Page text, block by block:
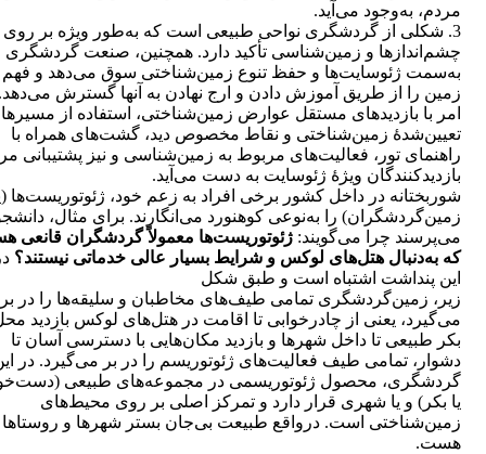
مردم، به‌وجود می‌آید.
3. شکلی از گردشگری نواحی طبیعی است که به‌طور ویژه بر روی
چشم‌اندازها و زمین‌شناسی تأکید دارد. همچنین، صنعت گردشگری
به‌سمت ژئوسایت‌ها و حفظ تنوع زمین‌شناختی سوق می‌دهد و فهم
زمین را از طریق آموزش دادن و ارج نهادن به آنها گسترش
امر با بازدیدهای مستقل عوارض زمین‌شناختی، استفاده از
تعیین‌شدۀ زمین‌شناختی و نقاط مخصوص دید، گشت‌های همراه با
راهنمای تور، فعالیت‌های مربوط به زمین‌شناسی و نیز پشتیبانی
بازدیدکنندگان ویژۀ ژئوسایت به دست می‌آید.
شوربختانه در داخل کشور برخی افراد به زعم خود، ژئوتوریست‌ها
زمین‌گردشگران) را به‌نوعی کوهنورد می‌انگارند. برای مثال،
می‌پرسند چرا می‌گویند: ژئوتوریست‌ها معمولاً گردشگران قانعی
که به‌دنبال هتل‌های لوکس و شرایط بسیار عالی خدماتی نیستند؟
این پنداشت اشتباه است و طبق شکل
زیر، زمین‌گردشگری تمامی طیف‌های مخاطبان و سلیقه‌ها را در بر
می‌گیرد، یعنی از چادرخوابی تا اقامت در هتل‌های لوکس بازدید
بکر طبیعی تا داخل شهرها و بازدید مکان‌هایی با دسترسی آسان تا
دشوار، تمامی طیف فعالیت‌های ژئوتوریسم را در بر می‌گیرد. در
گردشگری، محصول ژئوتوریسمی در مجموعه‌های طبیعی
یا بکر) و یا شهری قرار دارد و تمركز اصلی بر روی محیط‌های
زمین‌شناختی است. درواقع طبیعت بی‌جان بستر شهرها و روستاها
هست.